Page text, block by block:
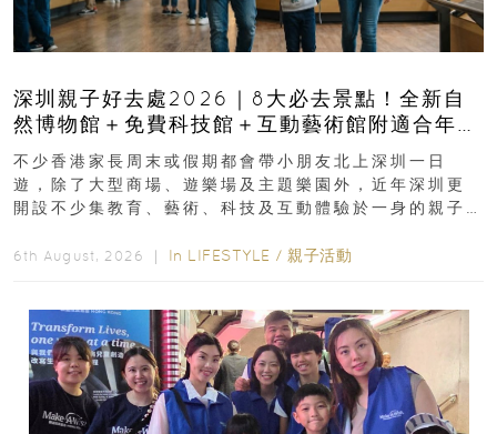
深圳親子好去處2026｜8大必去景點！全新自
然博物館＋免費科技館＋互動藝術館附適合年
齡、交通、門票、開放時間
不少香港家長周末或假期都會帶小朋友北上深圳一日
遊，除了大型商場、遊樂場及主題樂園外，近年深圳更
開設不少集教育、藝術、科技及互動體驗於一身的親子
6th August, 2026 ｜ In LIFESTYLE / 親子活動